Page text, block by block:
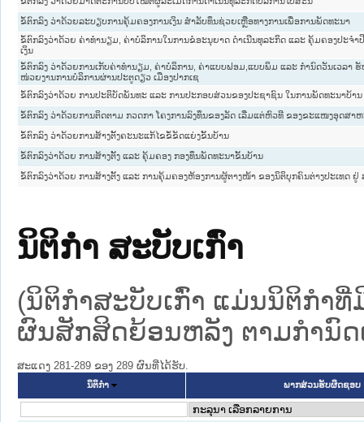
ຂໍ້ຕົກລົງ ວ່າດ້ວຍລະບຽບການຄຸ້ມຄອງການເງິນ ສຳລັບທຶນຊ່ວຍເຫຼືອທາງການເພື່ອການພັດທະນາ
ຂໍ້ຕົກລົງວ່າດ້ວຍ ຄ່າທຳນຽມ, ຄ່າບໍລິການໃນການຂໍອະນຸຍາດ ດຳເນີນທຸລະກິດ ແລະ ຄຸ້ມຄອງປະຈຳ
ເງິນ
ຂໍ້ຕົກລົງ ວ່າດ້ວຍການເກັບຄ່າທໍານຽມ, ຄ່າບໍລິການ, ຄ່າແບບຟອມ,ແບບພິມ ແລະ ກໍານົດວັນເວລາ ຮັ
ໜ່ວຍງານການບໍລິການຜ່ານປະຕູດຽວ ເມືອງປາກເຊ
ຂໍ້ຕົກລົງວ່າດ້ວຍ ການປະຕິບັດພັນທະ ແລະ ການປະກອບສ່ວນຂອງປະຊາຊົນ ໃນການພັດທະນາບ້ານ
ຂໍ້ຕົກລົງ ວ່າດ້ວຍການຕິດຕາມ ກວດກາ ໂຄງການລົງທຶນຂອງລັດ ເລີ່ມແຕ່ຫົວທີ ຂອງຂະແໜງອຸດສາ
ຂໍ້ຕົກລົງ ວ່າດ້ວຍການສ້າງຕັ້ງຄະນະແກ້ໄຂຂໍ້ຂັດແຍ່ງຂັ້ນບ້ານ
ຂໍ້ຕົກລົງວ່າດ້ວຍ ການສ້າງຕັ້ງ ແລະ ຄຸ້ມຄອງ ກອງທຶນພັດທະນາຂັ້ນບ້ານ
ຂໍ້ຕົກລົງວ່າດ້ວຍ ການສ້າງຕັ້ງ ແລະ ການຄຸ້ມຄອງຫ້ອງການຜູ້ຕາງໜ້າ ຂອງນິຕິບຸກຄົນຕ່າງປະເທດ ຢູ່
ນິຕິກໍາ ສະບັບເກົ່າ
(ນິຕິກໍາສະບັບເກົ່າ ແມ່ນນິຕິກໍາ
ຜົນສັກສິດຍ້ອນຫລັງ ຕາມກໍານົດ
ສະແດງ 281-289 ຂອງ 289 ຜົນທີ່ໄດ້ຮັບ.
ນິຕິກໍາ ພາກສ່ວນຮັບຜິດຊອບ